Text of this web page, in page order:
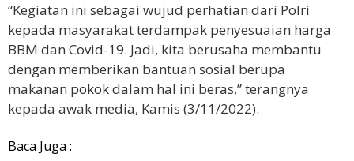
“Kegiatan ini sebagai wujud perhatian dari Polri
kepada masyarakat terdampak penyesuaian harga
BBM dan Covid-19. Jadi, kita berusaha membantu
dengan memberikan bantuan sosial berupa
makanan pokok dalam hal ini beras,” terangnya
kepada awak media, Kamis (3/11/2022).
Baca Juga :